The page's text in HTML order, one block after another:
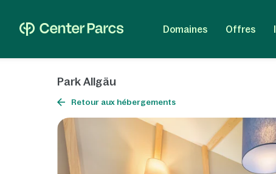
Domaines Offres
Park Allgäu
Retour aux hébergements